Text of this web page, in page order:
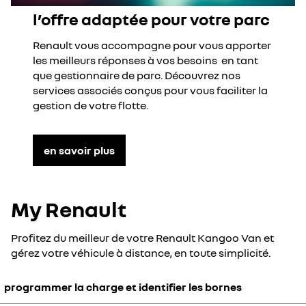
l’offre adaptée pour votre parc
Renault vous accompagne pour vous apporter
les meilleurs réponses à vos besoins en tant
que gestionnaire de parc. Découvrez nos
services associés conçus pour vous faciliter la
gestion de votre flotte.
en savoir plus
My Renault
Profitez du meilleur de votre Renault Kangoo Van et
gérez votre véhicule à distance, en toute simplicité.
programmer la charge et identifier les bornes